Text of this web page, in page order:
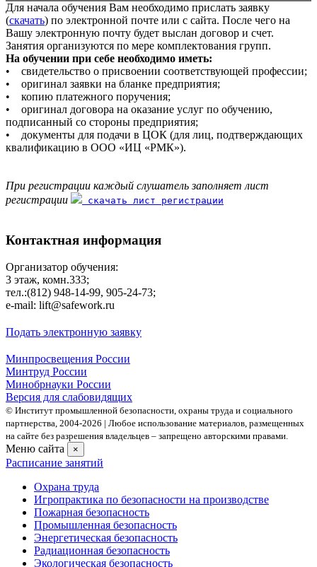
Для начала обучения Вам необходимо прислать заявку
(скачать) по электронной почте или с сайта. После чего на
Вашу электронную почту будет выслан договор и счет.
Занятия организуются по мере комплектования групп.
На обучении при себе необходимо иметь:
• свидетельство о присвоении соответствующей профессии;
• оригинал заявки на бланке предприятия;
• копию платежного поручения;
• оригинал договора на оказание услуг по обучению,
подписанный со стороны предприятия;
• документы для подачи в ЦОК (для лиц, подтверждающих
квалификацию в ООО «ИЦ «РМК»).
При регистрации каждый слушатель заполняет лист
регистрации
скачать лист регистрации
Контактная информация
Организатор обучения:
3 этаж, комн.333;
тел.:(812) 948-14-99, 905-24-73;
e-mail: lift@safework.ru
Подать электронную заявку
Минпросвещения России
Минтруд России
Минобрнауки России
Версия для слабовидящих
© Институт промышленной безопасности, охраны труда и социального
партнерства, 2004- 2026 | Любое использование материалов, размещенных
на сайте без разрешения владельцев – запрещено авторскими правами.
Меню сайта ×
Расписание занятий
Охрана труда
Игропрактика по безопасности на производстве
Пожарная безопасность
Промышленная безопасность
Энергетическая безопасность
Радиационная безопасность
Экологическая безопасность